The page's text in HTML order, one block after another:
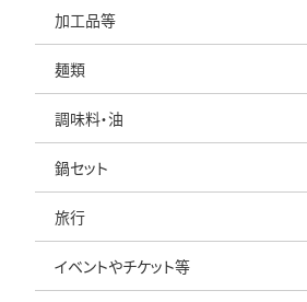
加工品等
麺類
調味料・油
鍋セット
旅行
イベントやチケット等